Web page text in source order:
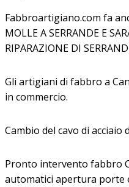
Fabbroartigiano.com fa
MOLLE A SERRANDE E
RIPARAZIONE DI
Gli artigiani di fabbro a
in commercio.
Cambio del cavo di
Pronto intervento fabbro
automatici apertura porte